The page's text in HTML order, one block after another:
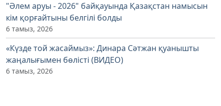
"Әлем аруы - 2026" байқауында Қазақстан намысын
кім қорғайтыны белгілі болды
6 тамыз, 2026
«Күзде той жасаймыз»: Динара Сәтжан қуанышты
жаңалығымен бөлісті (ВИДЕО)
6 тамыз, 2026